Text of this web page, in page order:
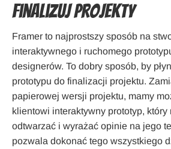
finalizuj projekty
Framer to najprostszy sposób na
interaktywnego i ruchomego
designerów. To dobry sposób, by
prototypu do finalizacji projektu.
papierowej wersji projektu, mamy
klientowi interaktywny prototyp,
odtwarzać i wyrażać opinie na jego
pozwala dokonać tego wszystkiego